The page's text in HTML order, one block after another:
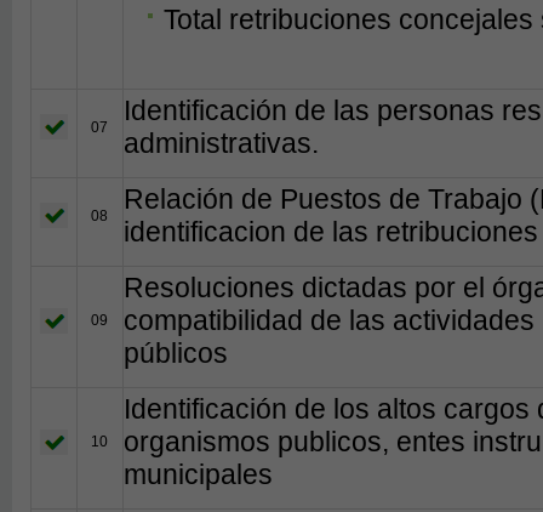
Total retribuciones
07
Identificación de las personas
administrativas.
08
Relación de Puestos de Trabajo
identificacion de las
09
Resoluciones dictadas por el
compatibilidad de las
públicos
10
Identificación de los altos cargos
organismos publicos, entes
municipales